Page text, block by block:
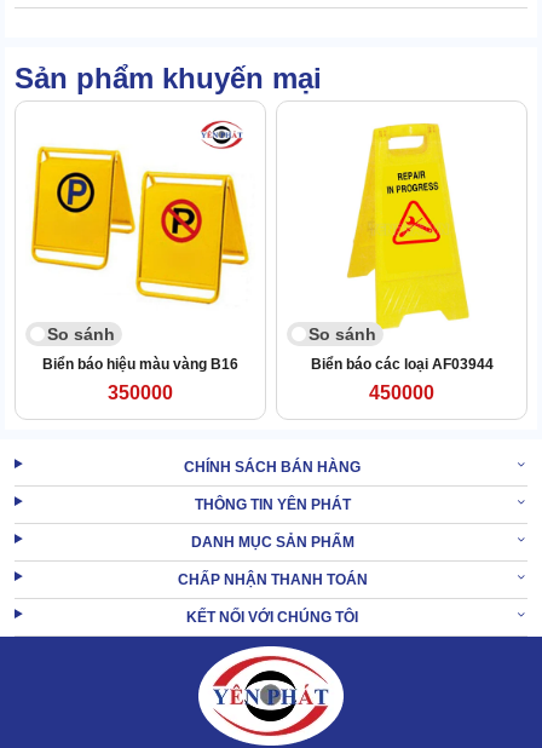
Nhân viên sửa chữa điện sẽ đặt biển ở gần xung quanh. Chủ yếu
biển này sẽ xuất hiện ở trung tâm thương mại, khách sạn hoặc
công trường.
Khu vực dễ té ngã:
Những khu vực có thiết kế không bằng phẳng nhu cầu thang, ao
hồ, nền trơn, ướt thường có biển cảnh báo B131.
Biển này cảnh báo mọi người tránh xa hoặc cẩn thận hơn khi đi lại.
Giảm nguy cơ tai nạn tại không gian công cộng như: nhà hàng,
Sản phẩm khuyến mại
So sánh
Biển báo hiệu màu vàng B16
350000
So sánh
Biển báo các loại AF03944
450000
CHÍNH SÁCH BÁN HÀNG
THÔNG TIN YÊN PHÁT
DANH MỤC SẢN PHẨM
CHẤP NHẬN THANH TOÁN
KẾT NỐI VỚI CHÚNG TÔI